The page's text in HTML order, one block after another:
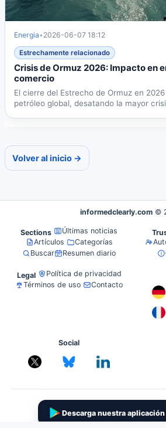
Energia• 2026-06-07 18:12
Estrechamente relacionado
Crisis de Ormuz 2026: Impacto en
comercio
El cierre del Estrecho de Ormuz en
petróleo global, desatando la mayor
Volver al inicio →
informedclearly.com ©
Sections
Últimas noticias
Artículos
Categorías
Buscar
Resumen diario
Legal
Política de privacidad
Términos de uso
Contacto
Social
Descarga nuestra